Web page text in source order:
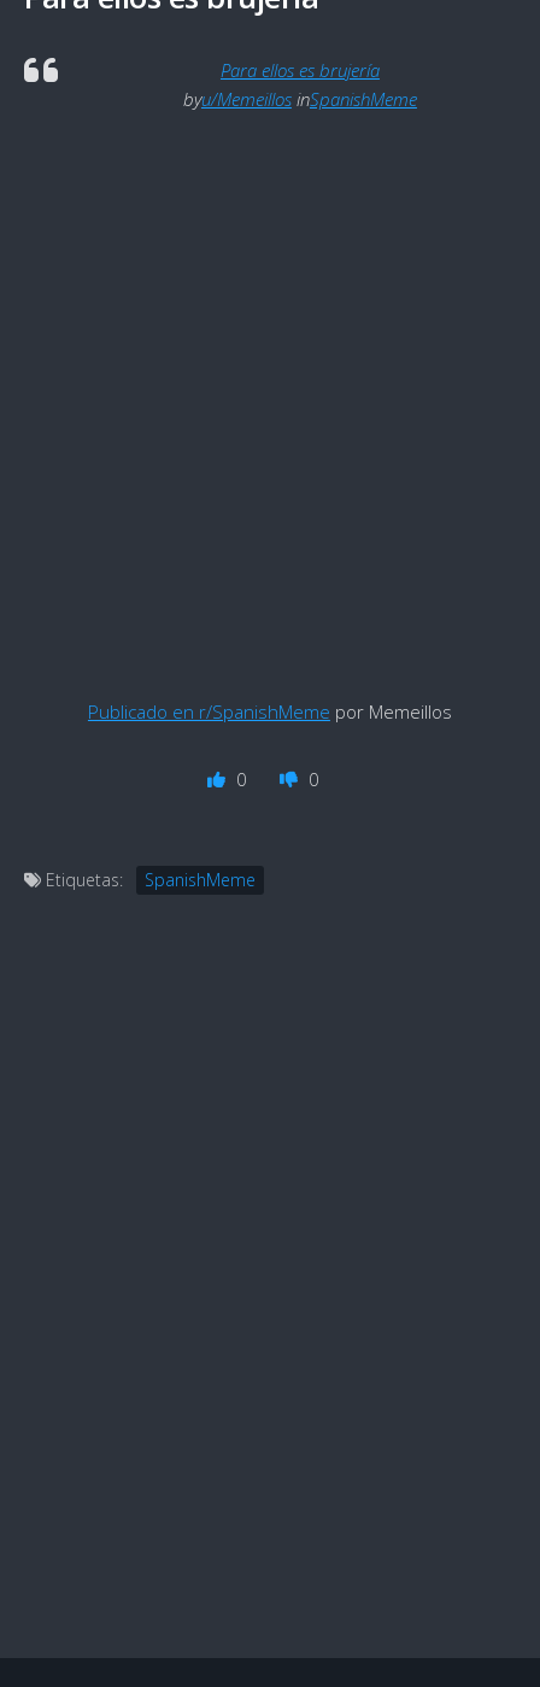
Para ellos es brujería
byu/MemeillosinSpanishMeme
Publicado en r/SpanishMeme por Memeillos
0 0
Etiquetas: SpanishMeme